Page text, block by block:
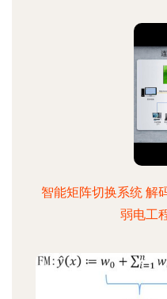
智能矩阵切换系统 解
弱电工